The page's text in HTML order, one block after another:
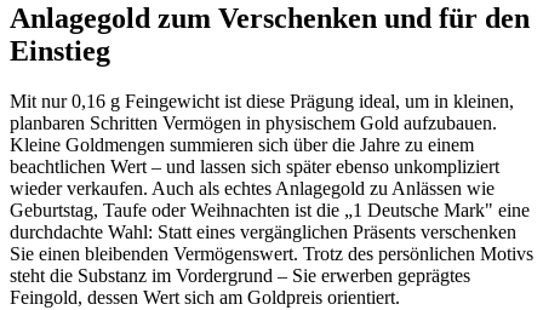
Anlagegold zum Verschenken und für den
Einstieg
Mit nur 0,16 g Feingewicht ist diese Prägung ideal, um in kleinen,
planbaren Schritten Vermögen in physischem Gold aufzubauen.
Kleine Goldmengen summieren sich über die Jahre zu einem
beachtlichen Wert – und lassen sich später ebenso unkompliziert
wieder verkaufen. Auch als echtes Anlagegold zu Anlässen wie
Geburtstag, Taufe oder Weihnachten ist die „1 Deutsche Mark" eine
durchdachte Wahl: Statt eines vergänglichen Präsents verschenken
Sie einen bleibenden Vermögenswert. Trotz des persönlichen Motivs
steht die Substanz im Vordergrund – Sie erwerben geprägtes
Feingold, dessen Wert sich am Goldpreis orientiert.